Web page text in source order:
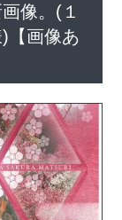
像。(１
【画像あ